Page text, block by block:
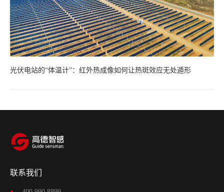
光伏电站的“体温计”：红外热成像如何让热斑效应无处遁形
联系我们